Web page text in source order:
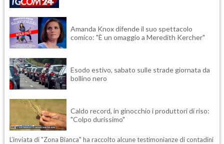
Amanda Knox difende il suo spettacolo
comico: "È un omaggio a Meredith Kercher"
Esodo estivo, sabato sulle strade giornata da
bollino nero
Caldo record, in ginocchio i produttori di riso:
"Colpo durissimo"
L’inviata di "Zona Bianca" ha raccolto alcune testimonianze di contadini